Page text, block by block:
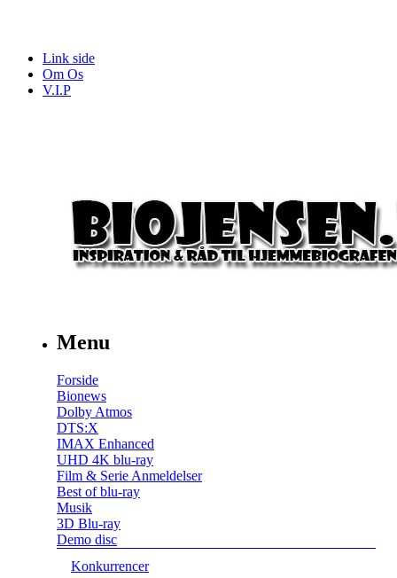
Link side
Om Os
V.I.P
Menu
Forside
Bionews
Dolby Atmos
DTS:X
IMAX Enhanced
UHD 4K blu-ray
Film & Serie Anmeldelser
Best of blu-ray
Musik
3D Blu-ray
Demo disc
Konkurrencer